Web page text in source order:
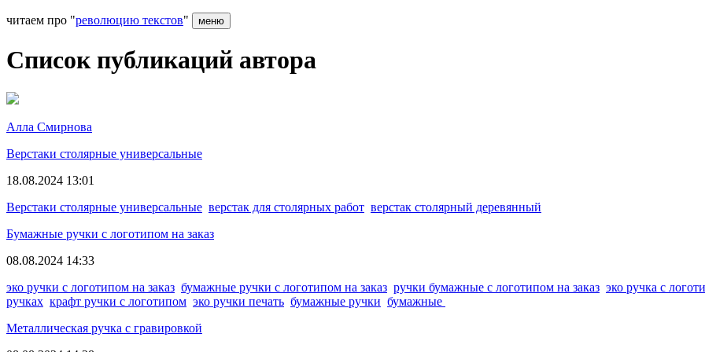
читаем про "революцию текстов" меню
Список публикаций автора
Алла Смирнова
Верстаки столярные универсальные
18.08.2024 13:01
Верстаки столярные универсальные верстак для столярных работ верстак столярный деревянный
Бумажные ручки с логотипом на заказ
08.08.2024 14:33
эко ручки с логотипом на заказ бумажные ручки с логотипом на заказ ручки бумажные с логотипом на заказ эко ручка с
ручках крафт ручки с логотипом эко ручки печать бумажные ручки бумажные
Металлическая ручка с гравировкой